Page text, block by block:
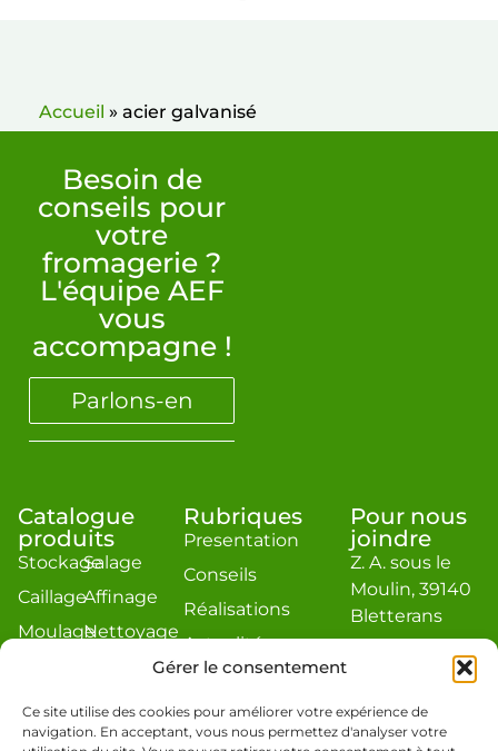
Gérer le consentement
Ce site utilise des cookies pour améliorer votre expérience de
navigation. En acceptant, vous nous permettez d'analyser votre
Accueil » acier galvanisé
Besoin de
conseils pour
votre
fromagerie ?
L'équipe AEF
vous
accompagne !
Parlons-en
Catalogue
produits
Stockage
Caillage
Moulage
Salage
Affinage
Nettoyage
Rubriques
Presentation
Conseils
Réalisations
Actualité
Estimation
Pour nous
joindre
Z. A. sous le
Moulin, 39140
Bletterans
jacquier.com
Téléphone : 03
84 48 19 86